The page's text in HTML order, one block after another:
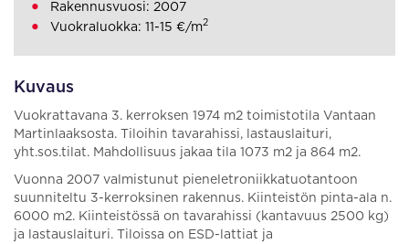
Kuvaus
Vuokrattavana 3. kerroksen 1974 m2 toimistotila Vantaan
Martinlaaksosta. Tiloihin tavarahissi, lastauslaituri,
yht.sos.tilat. Mahdollisuus jakaa tila 1073 m2 ja 864 m2.
Vuonna 2007 valmistunut pieneletroniikkatuotantoon
suunniteltu 3-kerroksinen rakennus. Kiinteistön pinta-ala n.
6000 m2. Kiinteistössä on tavarahissi (kantavuus 2500 kg)
ja lastauslaituri. Tiloissa on ESD-lattiat ja
Rakennusvuosi: 2007
Vuokraluokka: 11-15 €/m2